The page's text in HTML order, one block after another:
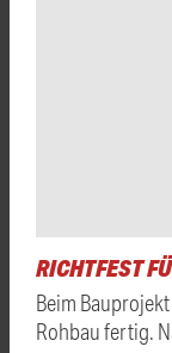
RICHTFEST
Beim
Rohbau fertig.